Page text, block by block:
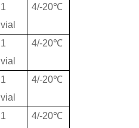
1
vial
4/-20℃
1
vial
4/-20℃
1
vial
4/-20℃
1
4/-20℃